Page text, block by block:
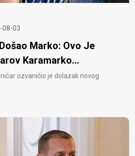
08-03
Marko: Ovo Je
Karamarko...
ozvaničio je dolazak novog